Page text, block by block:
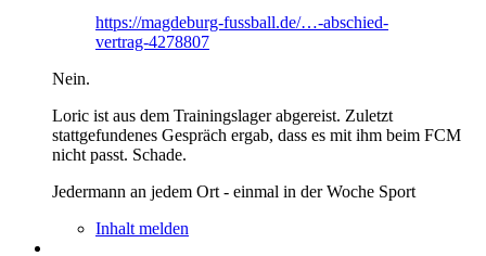
https://magdeburg-fussball.de/…-abschied-
vertrag-4278807
Nein.
Loric ist aus dem Trainingslager abgereist. Zuletzt
stattgefundenes Gespräch ergab, dass es mit ihm beim FCM
nicht passt. Schade.
Jedermann an jedem Ort - einmal in der Woche Sport
Inhalt melden